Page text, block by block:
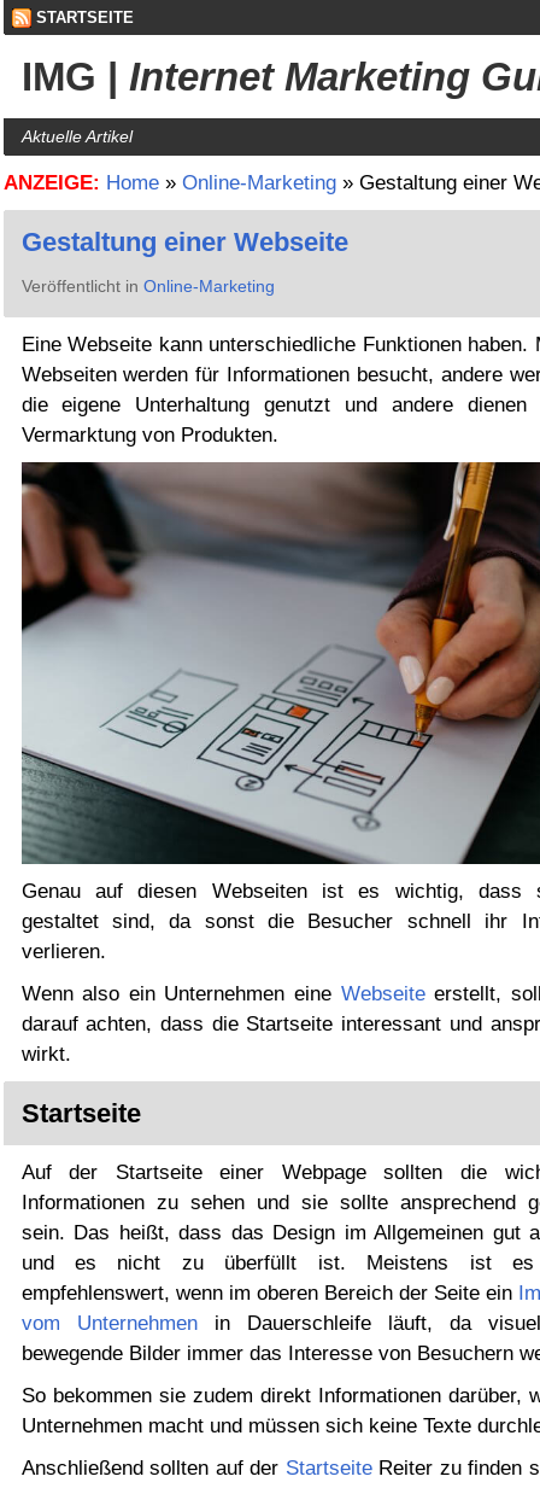
STARTSEITE
IMG | Internet Marketing
Aktuelle Artikel
ANZEIGE: Home» Online-Marketing» Gestaltung einer
Gestaltung einer Webseite
Veröffentlicht in Online-Marketing
Eine Webseite kann unterschiedliche Funktionen haben.
Webseiten werden für Informationen besucht, andere
die eigene Unterhaltung genutzt und andere
Vermarktung von Produkten.
Genau auf diesen Webseiten ist es wichtig, dass
gestaltet sind, da sonst die Besucher schnell ihr
verlieren.
Wenn also ein Unternehmen eine Webseiteerstellt,
darauf achten, dass die Startseite interessant und
wirkt.
Startseite
Auf der Startseite einer Webpage sollten die
Informationen zu sehen und sie sollte ansprechend
sein. Das heißt, dass das Design im Allgemeinen gut
und es nicht zu überfüllt ist. Meistens ist es
empfehlenswert, wenn im oberen Bereich der Seite ein
vom Unternehmenin Dauerschleife läuft, da
bewegende Bilder immer das Interesse von Besuchern
So bekommen sie zudem direkt Informationen darüber,
Unternehmen macht und müssen sich keine Texte
Anschließend sollten auf der StartseiteReiter zu finden